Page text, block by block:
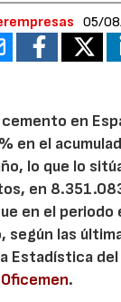
05/
en
en el
lo que lo
en
en el periodo
según las
Estadística
Oficemen.